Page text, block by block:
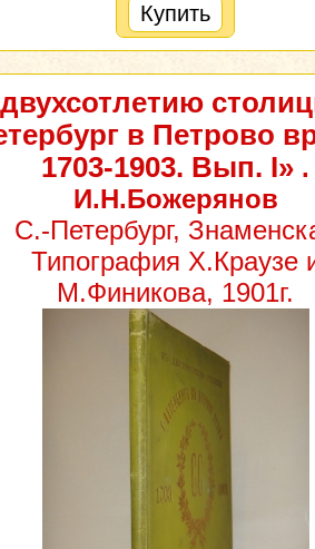
Купить
в Петрово
1703-1903. Вып. I» .
И.Н.Божерянов
С.-Петербург,
Типография Х.Краузе
М.Финикова, 1901г.